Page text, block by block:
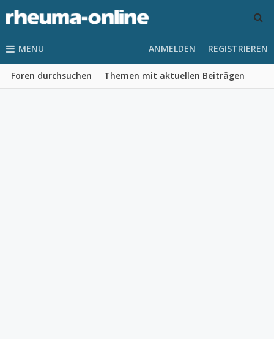
MENU
Foren durchsuchen Themen mit aktuellen Beiträgen
ANMELDEN REGISTRIEREN